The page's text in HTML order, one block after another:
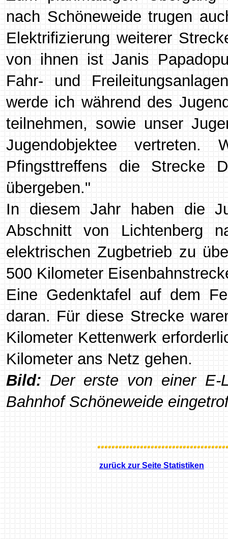
nach Schöneweide trugen
Elektrifizierung weiterer
von ihnen ist Janis
Fahr- und
werde ich während des
teilnehmen, sowie unser
Jugendobjektee
Pfingsttreffens die Strecke
übergeben."
In diesem Jahr haben die
Abschnitt von Lichtenberg
elektrischen Zugbetrieb zu
500 Kilometer
Eine Gedenktafel auf dem
daran. Für diese Strecke
Kilometer Kettenwerk
Kilometer ans Netz gehen.
Bild: Der erste von einer E-
Bahnhof Schöneweide
zurück zur Seite Statistiken